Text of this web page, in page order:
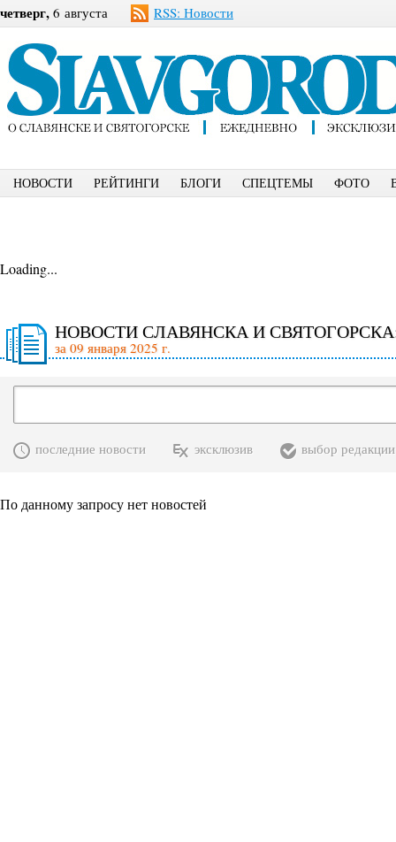
четверг, 6 августа RSS: Новости
НОВОСТИ РЕЙТИНГИ БЛОГИ СПЕЦТЕМЫ ФОТО
Loading...
НОВОСТИ СЛАВЯНСКА И
за 09 января 2025 г.
последние новости эксклюзив выбор редакции
По данному запросу нет новостей